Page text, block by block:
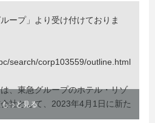
ープ」より受け付けておりま
search/corp103559/outline.html
、東急グループのホテル・リゾ
社として、2023年4月1日に新た
もっと見る